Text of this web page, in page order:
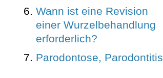
Wann ist eine Revision
einer Wurzelbehandlung
erforderlich?
Parodontose, Parodontitis